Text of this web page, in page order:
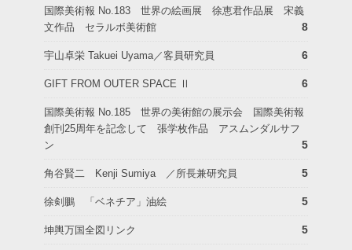
国際美術報 No.183 世界の絵画展 徐恵君作品展 宋義
文作品 セラルボ美術館
8
宇山卓栄 Takuei Uyama／客員研究員 6
GIFT FROM OUTER SPACE Ⅱ 6
国際美術報 No.185 世界の美術館の展示会 国際美術報
創刊25周年を記念して 張学枚作品 アスムンダルサフ
ン
5
角谷賢二 Kenji Sumiya ／所長兼研究員 5
徐剣鵬 「ベネチア」油絵 5
坤輿万国全図リンク 5